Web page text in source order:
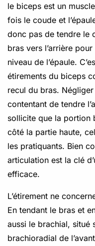
le biceps est un
fois le coude et
donc pas de tendre le
bras vers l’arrière
niveau de l’épaule.
étirements du biceps
recul du bras.
contentant de tendre
sollicite que la portion
côté la partie haute,
les pratiquants. Bien
articulation est la clé
efficace.
L’étirement ne
En tendant le bras et
aussi le brachial, situé
brachioradial de